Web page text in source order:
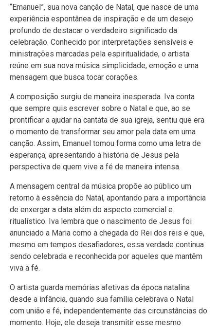
“Emanuel”, sua nova canção de Natal, que nasce de uma
experiência espontânea de inspiração e de um desejo
profundo de destacar o verdadeiro significado da
celebração. Conhecido por interpretações sensíveis e
ministrações marcadas pela espiritualidade, o artista
reúne em sua nova música simplicidade, emoção e uma
mensagem que busca tocar corações.
A composição surgiu de maneira inesperada. Iva conta
que sempre quis escrever sobre o Natal e que, ao se
prontificar a ajudar na cantata de sua igreja, sentiu que era
o momento de transformar seu amor pela data em uma
canção. Assim, Emanuel tomou forma como uma letra de
esperança, apresentando a história de Jesus pela
perspectiva de quem vive a fé de maneira intensa.
A mensagem central da música propõe ao público um
retorno à essência do Natal, apontando para a importância
de enxergar a data além do aspecto comercial e
ritualístico. Iva lembra que o nascimento de Jesus foi
anunciado a Maria como a chegada do Rei dos reis e que,
mesmo em tempos desafiadores, essa verdade continua
sendo celebrada e reconhecida por aqueles que mantêm
viva a fé.
O artista guarda memórias afetivas da época natalina
desde a infância, quando sua família celebrava o Natal
com união e fé, independentemente das circunstâncias do
momento. Hoje, ele deseja transmitir esse mesmo